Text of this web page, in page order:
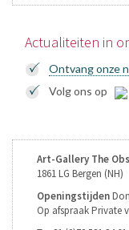
Actualiteiten in
Ontvang onze
Volg ons op
Art-Gallery The
1861 LG Bergen (NH)
Openingstijden
Op afspraakPrivate